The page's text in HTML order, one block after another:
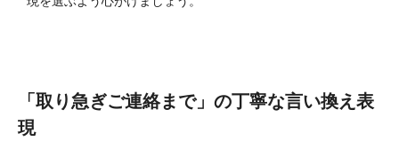
「取り急ぎご連絡まで」の丁寧な言い換え表
現